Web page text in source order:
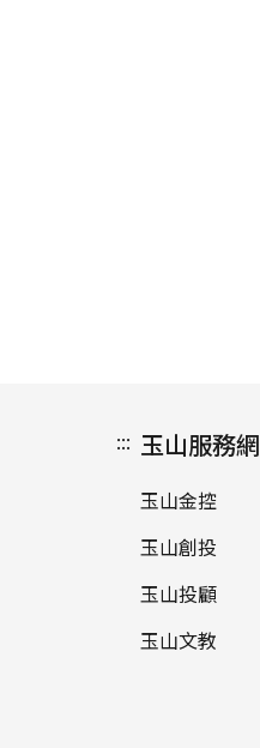
::: 玉山服務網
玉山金控
玉山創投
玉山投顧
玉山文教